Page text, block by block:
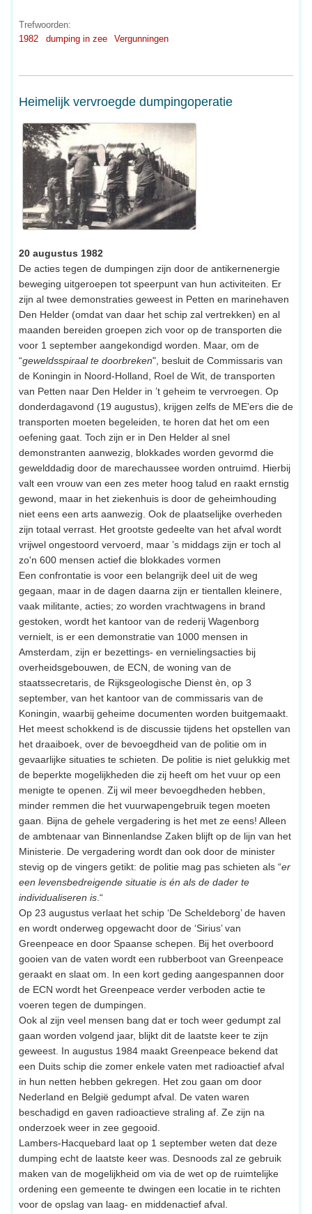
Trefwoorden:
1982
dumping in zee Vergunningen
Heimelijk vervroegde dumpingoperatie
20 augustus 1982
De acties tegen de dumpingen zijn door de antikernenergie
beweging uitgeroepen tot speerpunt van hun activiteiten. Er
zijn al twee demonstraties geweest in Petten en marinehaven
Den Helder (omdat van daar het schip zal vertrekken) en al
maanden bereiden groepen zich voor op de transporten die
voor 1 september aangekondigd worden. Maar, om de
“geweldsspiraal te doorbreken", besluit de Commissaris van
de Koningin in Noord-Holland, Roel de Wit, de transporten
van Petten naar Den Helder in ’t geheim te vervroegen. Op
donderdagavond (19 augustus), krijgen zelfs de ME'ers die de
transporten moeten begeleiden, te horen dat het om een
oefening gaat. Toch zijn er in Den Helder al snel
demonstranten aanwezig, blokkades worden gevormd die
gewelddadig door de marechaussee worden ontruimd. Hierbij
valt een vrouw van een zes meter hoog talud en raakt ernstig
gewond, maar in het ziekenhuis is door de geheimhouding
niet eens een arts aanwezig. Ook de plaatselijke overheden
zijn totaal verrast. Het grootste gedeelte van het afval wordt
vrijwel ongestoord vervoerd, maar ’s middags zijn er toch al
zo'n 600 mensen actief die blokkades vormen
Een confrontatie is voor een belangrijk deel uit de weg
gegaan, maar in de dagen daarna zijn er tientallen kleinere,
vaak militante, acties; zo worden vrachtwagens in brand
gestoken, wordt het kantoor van de rederij Wagenborg
vernielt, is er een demonstratie van 1000 mensen in
Amsterdam, zijn er bezettings- en vernielingsacties bij
overheidsgebouwen, de ECN, de woning van de
staatssecretaris, de Rijksgeologische Dienst èn, op 3
september, van het kantoor van de commissaris van de
Koningin, waarbij geheime documenten worden buitgemaakt.
Het meest schokkend is de discussie tijdens het opstellen van
het draaiboek, over de bevoegdheid van de politie om in
gevaarlijke situaties te schieten. De politie is niet gelukkig met
de beperkte mogelijkheden die zij heeft om het vuur op een
menigte te openen. Zij wil meer bevoegdheden hebben,
minder remmen die het vuurwapengebruik tegen moeten
gaan. Bijna de gehele vergadering is het met ze eens! Alleen
de ambtenaar van Binnenlandse Zaken blijft op de lijn van het
Ministerie. De vergadering wordt dan ook door de minister
stevig op de vingers getikt: de politie mag pas schieten als “er
een levensbedreigende situatie is én als de dader te
individualiseren is .“
Op 23 augustus verlaat het schip ‘De Scheldeborg’ de haven
en wordt onderweg opgewacht door de ‘Sirius’ van
Greenpeace en door Spaanse schepen. Bij het overboord
gooien van de vaten wordt een rubberboot van Greenpeace
geraakt en slaat om. In een kort geding aangespannen door
de ECN wordt het Greenpeace verder verboden actie te
voeren tegen de dumpingen.
Ook al zijn veel mensen bang dat er toch weer gedumpt zal
gaan worden volgend jaar, blijkt dit de laatste keer te zijn
geweest. In augustus 1984 maakt Greenpeace bekend dat
een Duits schip die zomer enkele vaten met radioactief afval
in hun netten hebben gekregen. Het zou gaan om door
Nederland en België gedumpt afval. De vaten waren
beschadigd en gaven radioactieve straling af. Ze zijn na
onderzoek weer in zee gegooid.
Lambers-Hacquebard laat op 1 september weten dat deze
dumping echt de laatste keer was. Desnoods zal ze gebruik
maken van de mogelijkheid om via de wet op de ruimtelijke
ordening een gemeente te dwingen een locatie in te richten
voor de opslag van laag- en middenactief afval.